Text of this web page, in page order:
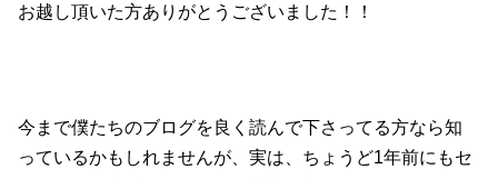
お越し頂いた方ありがとうございました！！
今まで僕たちのブログを良く読んで下さってる方なら知
っているかもしれませんが、実は、ちょうど1年前にもセ